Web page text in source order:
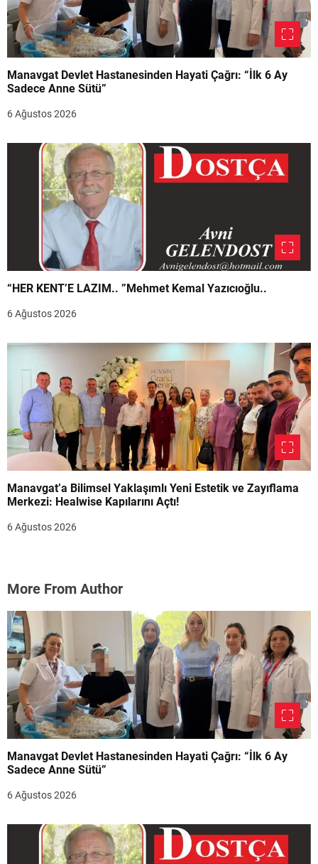
Manavgat Devlet Hastanesinden Hayati Çağrı: “İlk 6 Ay
Sadece Anne Sütü”
6 Ağustos 2026
“HER KENT’E LAZIM.. ”Mehmet Kemal Yazıcıoğlu..
6 Ağustos 2026
Manavgat’a Bilimsel Yaklaşımlı Yeni Estetik ve Zayıflama
Merkezi: Healwise Kapılarını Açtı!
6 Ağustos 2026
More From Author
Manavgat Devlet Hastanesinden Hayati Çağrı: “İlk 6 Ay
Sadece Anne Sütü”
6 Ağustos 2026